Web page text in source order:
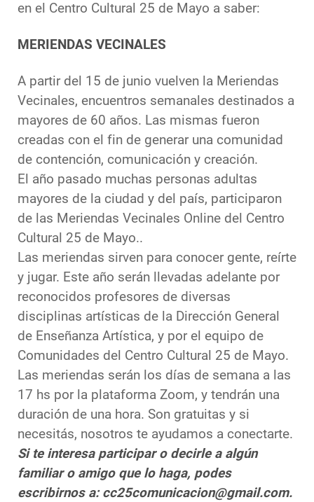
en el Centro Cultural 25 de Mayo a saber:
MERIENDAS VECINALES
A partir del 15 de junio vuelven la Meriendas
Vecinales, encuentros semanales destinados a
mayores de 60 años. Las mismas fueron
creadas con el fin de generar una comunidad
de contención, comunicación y creación.
El año pasado muchas personas adultas
mayores de la ciudad y del país, participaron
de las Meriendas Vecinales Online del Centro
Cultural 25 de Mayo..
Las meriendas sirven para conocer gente, reírte
y jugar. Este año serán llevadas adelante por
reconocidos profesores de diversas
disciplinas artísticas de la Dirección General
de Enseñanza Artística, y por el equipo de
Comunidades del Centro Cultural 25 de Mayo.
Las meriendas serán los días de semana a las
17 hs por la plataforma Zoom, y tendrán una
duración de una hora. Son gratuitas y si
necesitás, nosotros te ayudamos a conectarte.
Si te interesa participar o decirle a algún
familiar o amigo que lo haga, podes
escribirnos a: cc25comunicacion@gmail.com.